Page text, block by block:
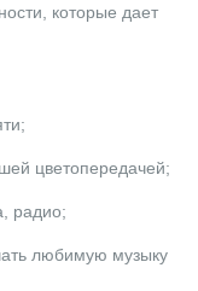
которые дает
цветопередачей;
радио;
любимую музыку